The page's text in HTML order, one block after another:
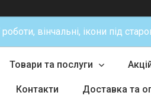
вінчальні, ікони під
Товари та послуги
Контакти Доставка та